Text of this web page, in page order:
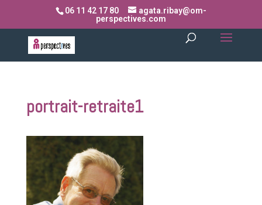
06 11 42 17 80
agata.ribay@om-
perspectives.com
portrait-retraite1